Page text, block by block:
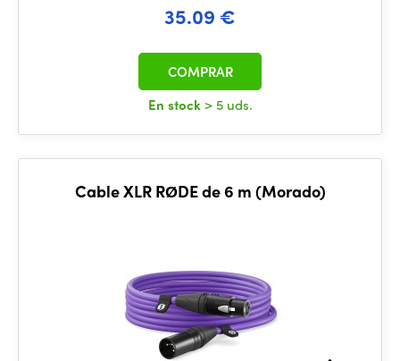
35.09 €
En stock > 5 uds.
COMPRAR
Cable XLR RØDE de 6 m (Morado)